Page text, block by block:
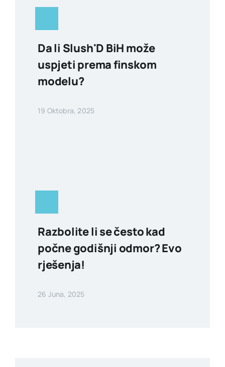
Da li Slush'D BiH može
uspjeti prema finskom
modelu?
19 Oktobra, 2025
Razbolite li se često kad
počne godišnji odmor? Evo
rješenja!
26 Juna, 2025